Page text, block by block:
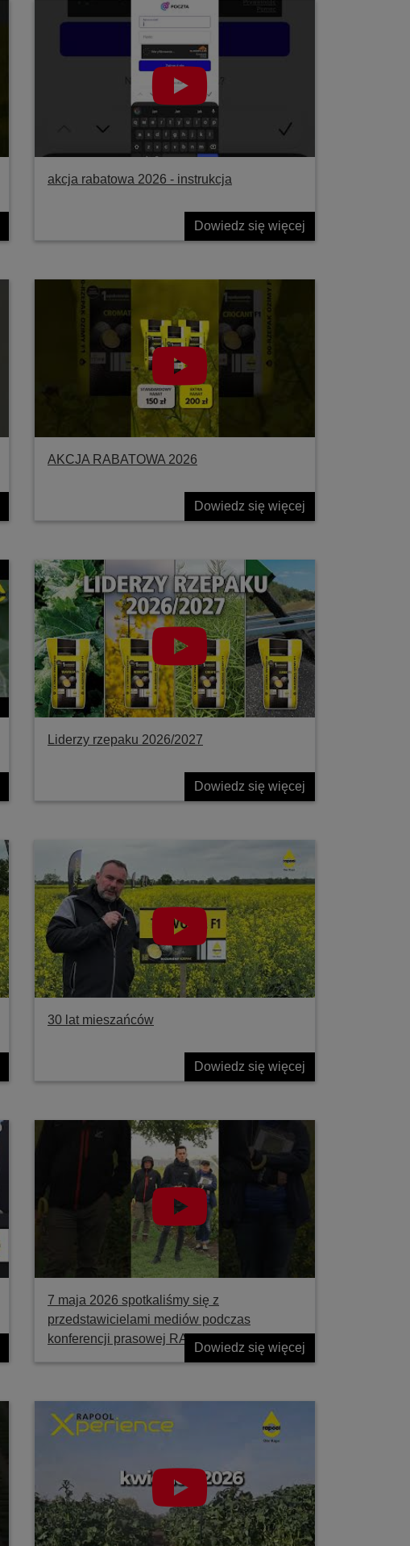
akcja rabatowa 2026 - instrukcja
Dowiedz się więcej
AKCJA RABATOWA 2026
Dowiedz się więcej
Liderzy rzepaku 2026/2027
Dowiedz się więcej
30 lat mieszańców
Dowiedz się więcej
7 maja 2026 spotkaliśmy się z
przedstawicielami mediów podczas
konferencji prasowej RAPOOL
Dowiedz się więcej